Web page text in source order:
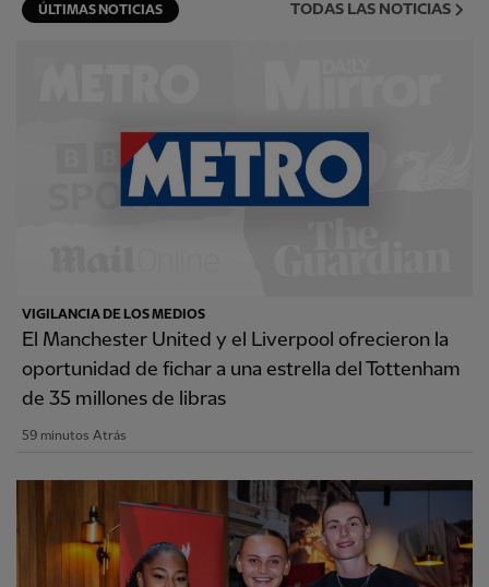
ÚLTIMAS NOTICIAS TODAS LAS NOTICIAS
VIGILANCIA DE LOS MEDIOS
El Manchester United y el Liverpool ofrecieron la
oportunidad de fichar a una estrella del Tottenham
de 35 millones de libras
59 minutos Atrás